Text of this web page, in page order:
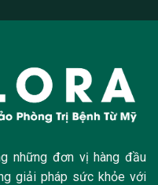
những đơn vị hàng đầu
giải pháp sức khỏe với